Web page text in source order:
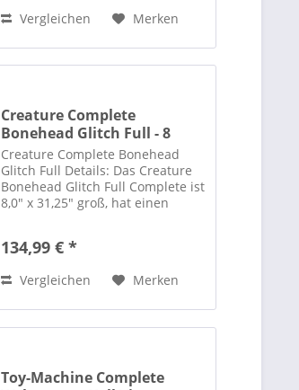
Vergleichen Merken
Creature Complete
Bonehead Glitch Full - 8
Creature Complete Bonehead
Glitch Full Details: Das Creature
Bonehead Glitch Full Complete ist
8,0" x 31,25" groß, hat einen
ausgestattet: 7-lagiges Deck, Krux
134,99 € *
Vergleichen Merken
Toy-Machine Complete